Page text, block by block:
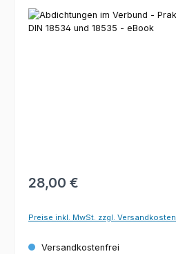
Bildergalerie überspringen
28,00 €
Preise inkl. MwSt. zzgl. Versandkosten
Versandkostenfrei